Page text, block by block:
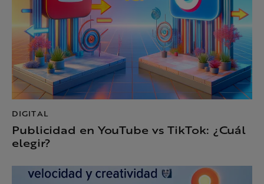
DIGITAL
Publicidad en YouTube vs TikTok: ¿Cuál
elegir?